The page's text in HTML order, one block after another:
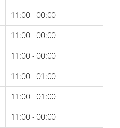
11:00 - 00:00
11:00 - 00:00
11:00 - 00:00
11:00 - 01:00
11:00 - 01:00
11:00 - 00:00